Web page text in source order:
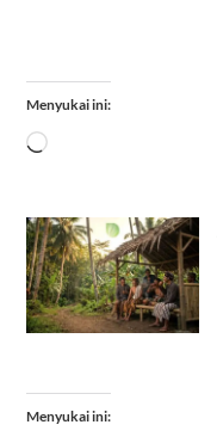
Menyukai ini:
Memuat...
Menyukai ini: